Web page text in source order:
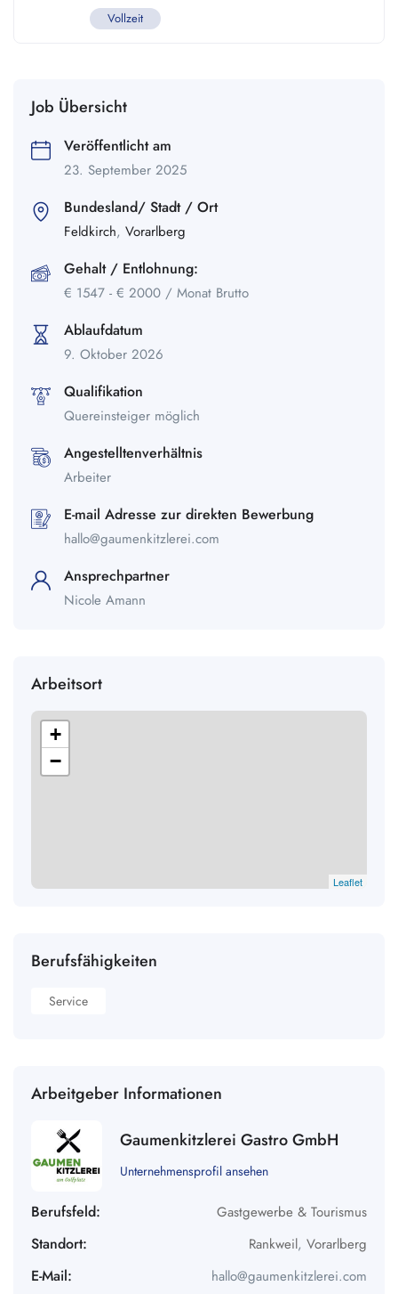
Vollzeit
Job Übersicht
Veröffentlicht am
23. September 2025
Bundesland/ Stadt / Ort
Feldkirch, Vorarlberg
Gehalt / Entlohnung:
€ 1547 - € 2000 / Monat Brutto
Ablaufdatum
9. Oktober 2026
Qualifikation
Quereinsteiger möglich
Angestelltenverhältnis
Arbeiter
E-mail Adresse zur direkten Bewerbung
hallo@gaumenkitzlerei.com
Ansprechpartner
Nicole Amann
Arbeitsort
+
−
Leaflet
Berufsfähigkeiten
Service
Arbeitgeber Informationen
Gaumenkitzlerei Gastro GmbH
Unternehmensprofil ansehen
Berufsfeld: Gastgewerbe & Tourismus
Standort: Rankweil, Vorarlberg
E-Mail: hallo@gaumenkitzlerei.com